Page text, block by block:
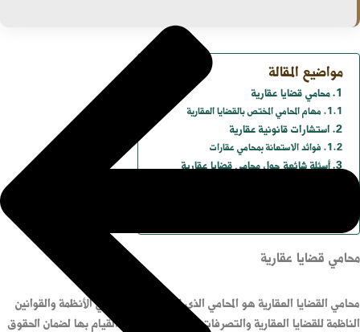
مواضيع المقالة
محامي قضايا عقارية
مهام المحامي المختص بالقضايا العقارية
استشارات قانونية عقارية
فوائد الاستعانة بمحامي عقارات
أسئلة شائعة حول محامي قضايا عقارية
محامي قضايا عقارية
محامي القضايا العقارية هو المحامي الذي لديه خبرة عميقة في الأنظمة والقوانين
الناظمة للقضايا العقارية والتصرفات المختلفة التي يجب القيام بها لضمان الحقوق